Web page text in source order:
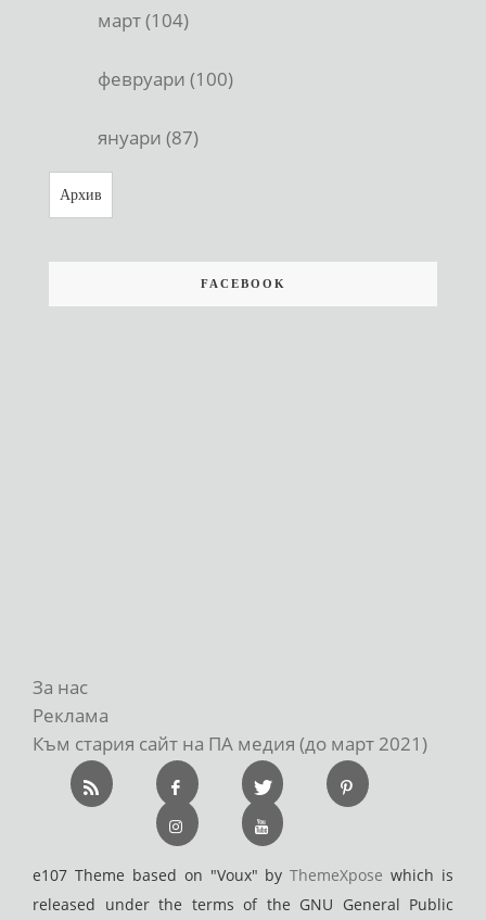
март (104)
февруари (100)
януари (87)
Архив
FACEBOOK
За нас
Реклама
Към стария сайт на ПА медия (до март 2021)
e107 Theme based on "Voux" byThemeXpose which is
released under the terms of the GNU General Public